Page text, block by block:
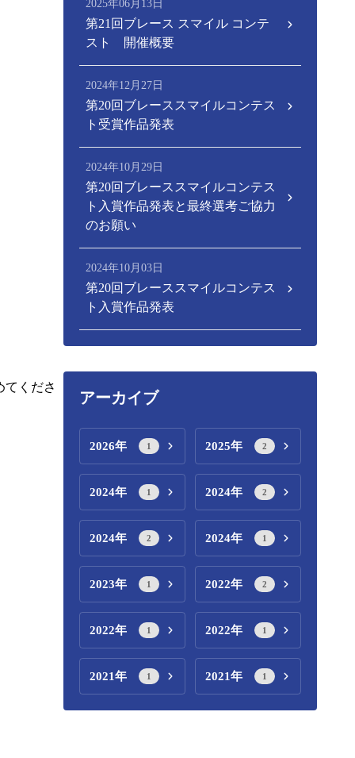
てくださ
2025年06月13日
第21回ブレース スマイル コンテ
スト 開催概要
2024年12月27日
第20回ブレーススマイルコンテス
ト受賞作品発表
2024年10月29日
第20回ブレーススマイルコンテス
ト入賞作品発表と最終選考ご協力
のお願い
2024年10月03日
第20回ブレーススマイルコンテス
ト入賞作品発表
アーカイブ
2026年 1 2025年 2
2024年 1 2024年 2
2024年 2 2024年 1
2023年 1 2022年 2
2022年 1 2022年 1
2021年 1 2021年 1